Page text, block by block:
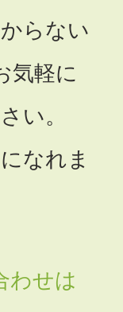
らない
気軽に
い。
なれま
わせは